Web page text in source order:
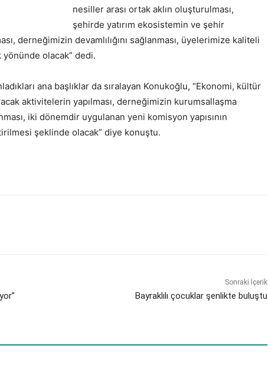
nesiller arası ortak aklın oluşturulması,
şehirde yatırım ekosistemin ve şehir
derneğimizin devamlılığını sağlanması, üyelerimize kaliteli
yönünde olacak” dedi.
ana başlıklar da sıralayan Konukoğlu, “Ekonomi, kültür
aktivitelerin yapılması, derneğimizin kurumsallaşma
iki dönemdir uygulanan yeni komisyon yapısının
şeklinde olacak” diye konuştu.
Sonraki İçerik
Bayraklılı çocuklar şenlikte buluştu